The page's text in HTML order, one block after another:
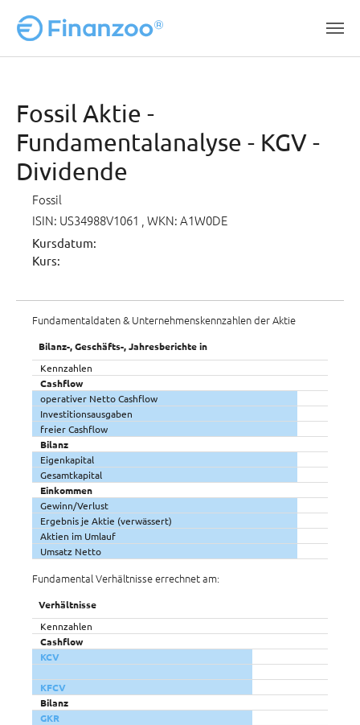
Fossil Aktie -
Fundamentalanalyse - KGV -
Dividende
Fossil
ISIN: US34988V1061 , WKN: A1W0DE
Kursdatum:
Kurs:
Fundamentaldaten & Unternehmenskennzahlen der Aktie
Bilanz-, Geschäfts-, Jahresberichte in
Kennzahlen
Cashflow
operativer Netto Cashflow
Investitionsausgaben
freier Cashflow
Bilanz
Eigenkapital
Gesamtkapital
Einkommen
Gewinn/Verlust
Ergebnis je Aktie (verwässert)
Aktien im Umlauf
Umsatz Netto
Fundamental Verhältnisse errechnet am:
Verhältnisse
Kennzahlen
Cashflow
KCV
KFCV
Bilanz
GKR